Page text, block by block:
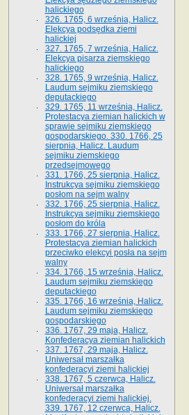
halickiego
326. 1765, 6 września, Halicz.
Elekcya podsędka ziemi
halickiej
327. 1765, 7 września, Halicz.
Elekcya pisarza ziemskiego
halickiego
328. 1765, 9 września, Halicz.
Laudum sejmiku ziemskiego
deputackiego
329. 1765, 11 września, Halicz.
Protestacya ziemian halickich w
sprawie sejmiku ziemskiego
gospodarskiego. 330. 1766, 25
sierpnia, Halicz. Laudum
sejmiku ziemskiego
przedsejmowego
331. 1766, 25 sierpnia, Halicz.
Instrukcya sejmiku ziemskiego
posłom na sejm walny
332. 1766, 25 sierpnia, Halicz.
Instrukcya sejmiku ziemskiego
posłom do króla
333. 1766, 27 sierpnia, Halicz.
Protestacya ziemian halickich
przeciwko elekcyi posła na sejm
walny
334. 1766, 15 września, Halicz.
Laudum sejmiku ziemskiego
deputackiego
335. 1766, 16 września, Halicz.
Laudum sejmiku ziemskiego
gospodarskiego
336. 1767, 29 maja, Halicz.
Konfederacya ziemian halickich
337. 1767, 29 maja, Halicz.
Uniwersał marszałka
konfederacyi ziemi halickiej
338. 1767, 5 czerwca, Halicz.
Uniwersał marszałka
konfederacyi ziemi halickiej.
339. 1767, 12 czerwca, Halicz.